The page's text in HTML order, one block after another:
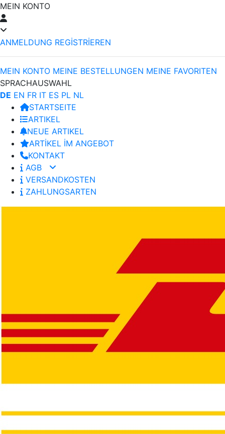
MEIN KONTO
ANMELDUNG REGİSTRİEREN
MEIN KONTO MEINE BESTELLUNGEN MEINE FAVORITEN
SPRACHAUSWAHL
DE EN FR IT ES PL NL
STARTSEITE
ARTIKEL
NEUE ARTIKEL
ARTİKEL İM ANGEBOT
KONTAKT
AGB
VERSANDKOSTEN
ZAHLUNGSARTEN